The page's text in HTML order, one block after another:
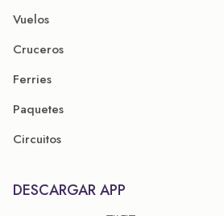
Vuelos
Cruceros
Ferries
Paquetes
Circuitos
DESCARGAR APP